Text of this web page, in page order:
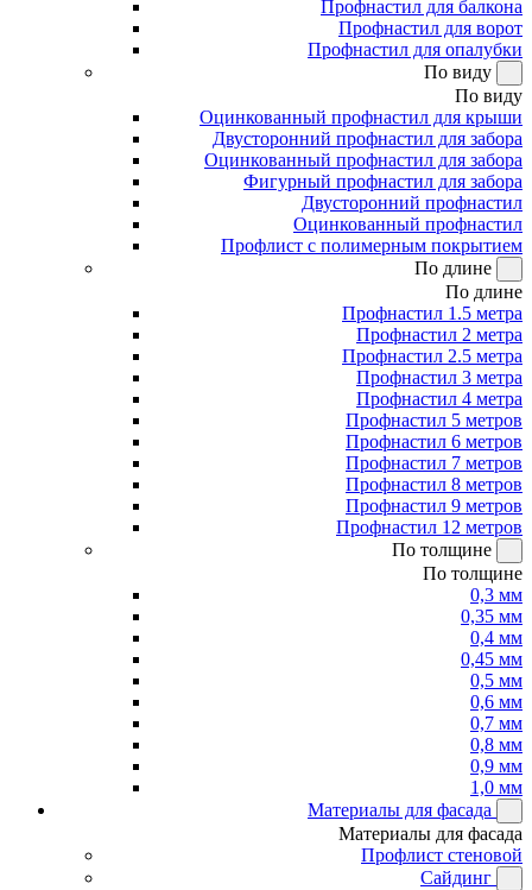
Профнастил для балкона
Профнастил для ворот
Профнастил для опалубки
По виду
По виду
Оцинкованный профнастил для крыши
Двусторонний профнастил для забора
Оцинкованный профнастил для забора
Фигурный профнастил для забора
Двусторонний профнастил
Оцинкованный профнастил
Профлист с полимерным покрытием
По длине
По длине
Профнастил 1.5 метра
Профнастил 2 метра
Профнастил 2.5 метра
Профнастил 3 метра
Профнастил 4 метра
Профнастил 5 метров
Профнастил 6 метров
Профнастил 7 метров
Профнастил 8 метров
Профнастил 9 метров
Профнастил 12 метров
По толщине
По толщине
0,3 мм
0,35 мм
0,4 мм
0,45 мм
0,5 мм
0,6 мм
0,7 мм
0,8 мм
0,9 мм
1,0 мм
Материалы для фасада
Материалы для фасада
Профлист стеновой
Сайдинг